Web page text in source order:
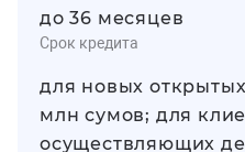
до 36 месяцев
Срок кредита
для новых
млн сумов; для
осуществляющих